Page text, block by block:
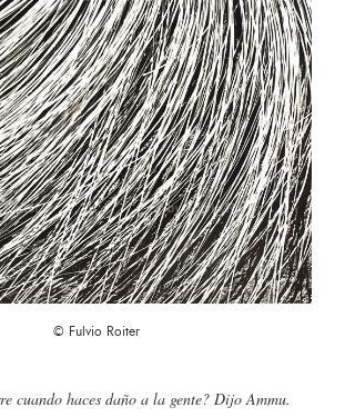
© Fulvio Roiter
cuando haces daño a la gente? Dijo Ammu.